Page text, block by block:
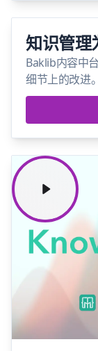
知识管理
Baklib内容中
细节上的改进
际应用在您的
率又能减少